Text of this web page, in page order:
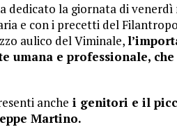
dedicato la giornata di
e con i precetti del
aulico del Viminale,
umana e professionale,
anche i genitori e il
Martino.